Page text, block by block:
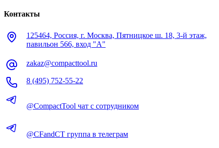
Контакты
125464, Россия, г. Москва, Пятницкое ш. 18, 3-й этаж,
павильон 566, вход "А"
zakaz@compacttool.ru
8 (495) 752-55-22
@CompactTool чат с сотрудником
@CFandCT группа в телеграм